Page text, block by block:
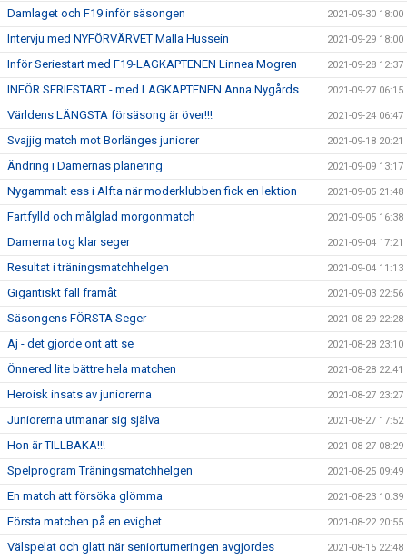
Damlaget och F19 inför säsongen 2021-09-30 18:00
Intervju med NYFÖRVÄRVET Malla Hussein 2021-09-29 18:00
Inför Seriestart med F19-LAGKAPTENEN Linnea Mogren 2021-09-28 12:37
INFÖR SERIESTART - med LAGKAPTENEN Anna Nygårds 2021-09-27 06:15
Världens LÄNGSTA försäsong är över!!! 2021-09-24 06:47
Svajjig match mot Borlänges juniorer 2021-09-18 20:21
Ändring i Damernas planering 2021-09-09 13:17
Nygammalt ess i Alfta när moderklubben fick en lektion 2021-09-05 21:48
Fartfylld och målglad morgonmatch 2021-09-05 16:38
Damerna tog klar seger 2021-09-04 17:21
Resultat i träningsmatchhelgen 2021-09-04 11:13
Gigantiskt fall framåt 2021-09-03 22:56
Säsongens FÖRSTA Seger 2021-08-29 22:28
Aj - det gjorde ont att se 2021-08-28 23:10
Önnered lite bättre hela matchen 2021-08-28 22:41
Heroisk insats av juniorerna 2021-08-27 23:27
Juniorerna utmanar sig själva 2021-08-27 17:52
Hon är TILLBAKA!!! 2021-08-27 08:29
Spelprogram Träningsmatchhelgen 2021-08-25 09:49
En match att försöka glömma 2021-08-23 10:39
Första matchen på en evighet 2021-08-22 20:55
Välspelat och glatt när seniorturneringen avgjordes 2021-08-15 22:48